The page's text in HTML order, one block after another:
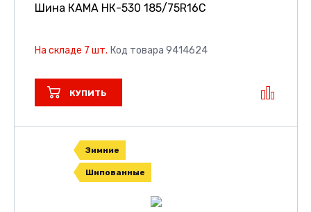
Шина КАМА НК-530 185/75R16C
На складе 7 шт. Код товара 9414624
КУПИТЬ
Зимние
Шипованные